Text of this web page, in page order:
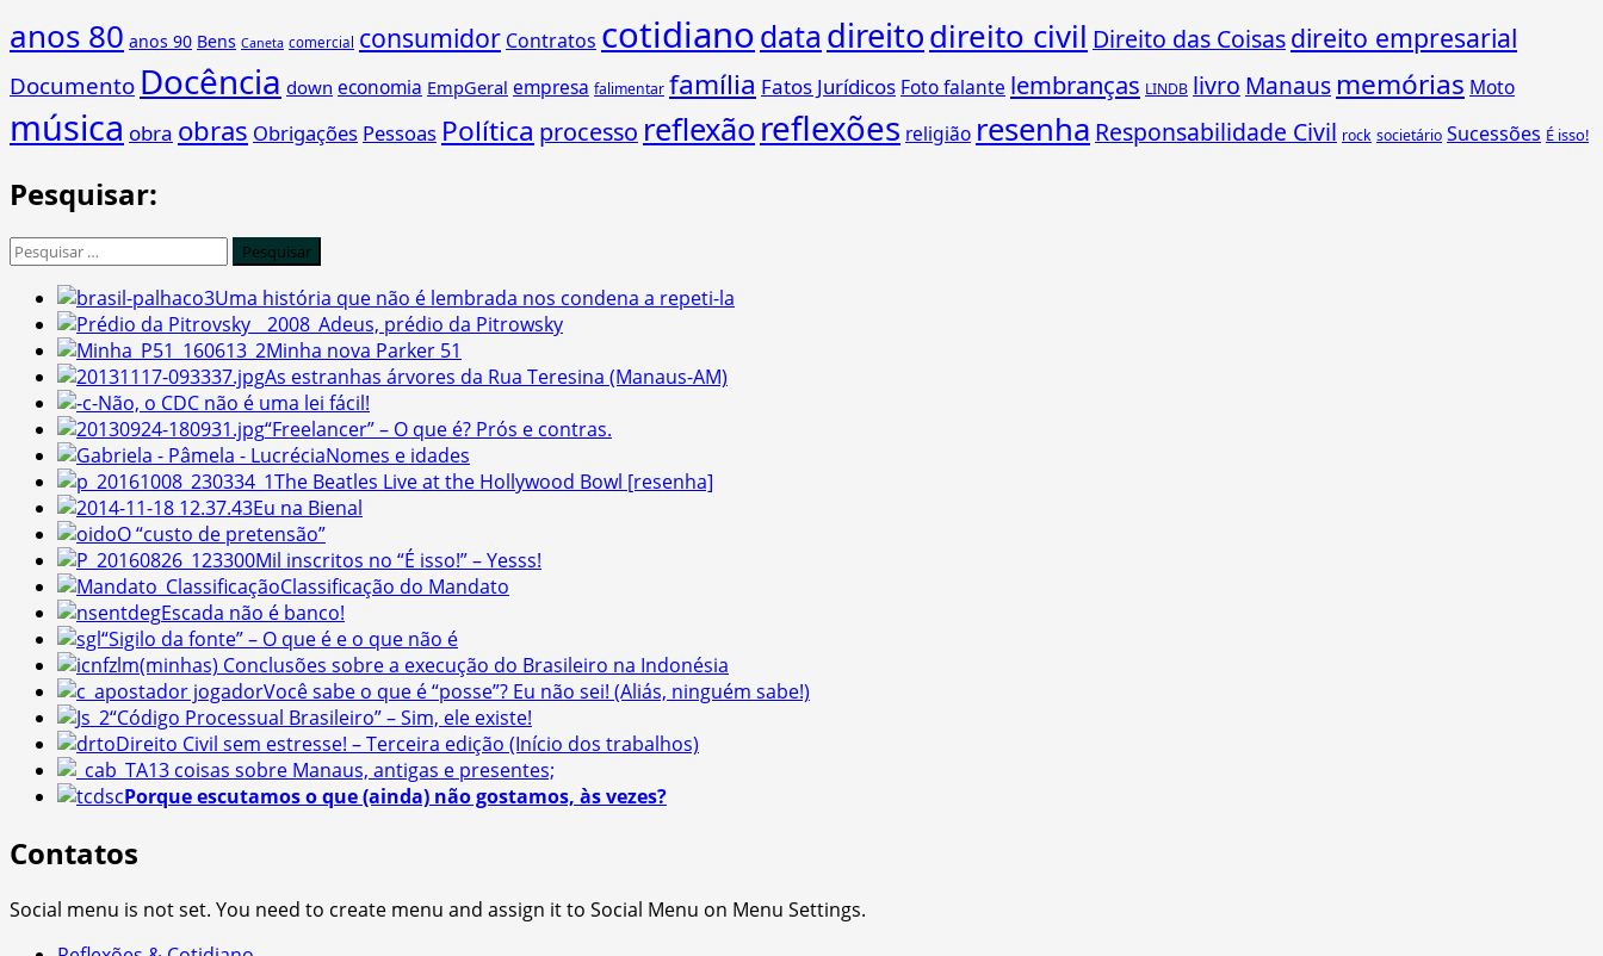
anos 80 anos 90 Bens Caneta comercial consumidor Contratos cotidianodata direitodireito civil Direito das Coisasdireito empresarial
Documento Docência down economia EmpGeral empresa falimentar família Fatos Jurídicos Foto falante lembranças LINDB livro Manaus memórias Moto
música obra obras Obrigações Pessoas Política processo reflexão reflexões religião resenha Responsabilidade Civil rock societário Sucessões É isso!
Pesquisar:
Pesquisar
Uma história que não é lembrada nos condena a repeti-la
Adeus, prédio da Pitrowsky
Minha nova Parker 51
As estranhas árvores da Rua Teresina (Manaus-AM)
Não, o CDC não é uma lei fácil!
“Freelancer” – O que é? Prós e contras.
Nomes e idades
The Beatles Live at the Hollywood Bowl [resenha]
Eu na Bienal
O “custo de pretensão”
Mil inscritos no “É isso!” – Yesss!
Classificação do Mandato
Escada não é banco!
“Sigilo da fonte” – O que é e o que não é
(minhas) Conclusões sobre a execução do Brasileiro na Indonésia
Você sabe o que é “posse”? Eu não sei! (Aliás, ninguém sabe!)
“Código Processual Brasileiro” – Sim, ele existe!
Direito Civil sem estresse! – Terceira edição (Início dos trabalhos)
13 coisas sobre Manaus, antigas e presentes;
Porque escutamos o que (ainda) não gostamos, às vezes?
Contatos
Social menu is not set. You need to create menu and assign it to Social Menu on Menu Settings.